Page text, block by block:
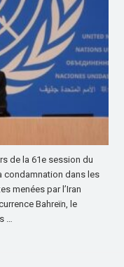
de la 61e session du
condamnation dans les
menées par l’Iran
Bahreïn, le
…